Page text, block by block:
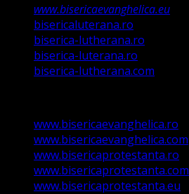
www.bisericaevanghelica.eu
bisericaluterana.ro
biserica-lutherana.ro
biserica-luterana.ro
biserica-lutherana.com
www.bisericaevanghelica.ro
www.bisericaevanghelica.com
www.bisericaprotestanta.ro
www.bisericaprotestanta.com
www.bisericaprotestanta.eu